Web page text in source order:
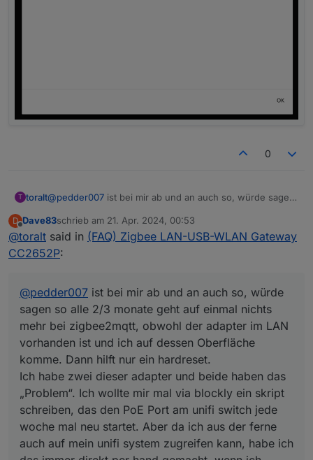
0
T toralt@pedder007 ist bei mir ab und an auch so, würde sagen
zigbee2mqtt, obwohl der adapter im LAN vorhanden ist
und ich auf dessen Oberfläche komme. Dann hilft nur ein
hardreset.
schreiben, das den PoE Port am unifi switch jede woche
mal neu startet. Aber da ich aus der ferne auch auf mein
unifi system zugreifen kann, habe ich das immer direkt
per hand gemacht, wenn ich bemerkt hatte, dass es nicht
ging.
An was das liegt, weiß ich nicht, die coordinator
firmwares ändern nichts daran. Und da ich den Fehler
nicht selbst reproduzieren kann (das kommt immer dann,
wenn ich keinen Nerv dafür habe) habe ich keine
weiteren „Untersuchungen“ gemacht.
D
Offline
Dave83schrieb am 21. Apr. 2024, 00:53
zuletzt editiert von
@toralt said in (FAQ) Zigbee LAN-USB-WLAN Gateway
CC2652P:
@pedder007 ist bei mir ab und an auch so, würde
sagen so alle 2/3 monate geht auf einmal nichts
mehr bei zigbee2mqtt, obwohl der adapter im LAN
vorhanden ist und ich auf dessen Oberfläche
komme. Dann hilft nur ein hardreset.
Ich habe zwei dieser adapter und beide haben das
„Problem“. Ich wollte mir mal via blockly ein skript
schreiben, das den PoE Port am unifi switch jede
woche mal neu startet. Aber da ich aus der ferne
auch auf mein unifi system zugreifen kann, habe ich